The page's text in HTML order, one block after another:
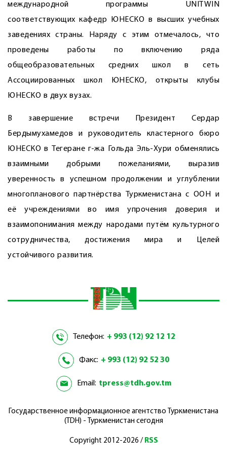
международной программы UNITWIN
соответствующих кафедр ЮНЕСКО в высших учебных
заведениях страны. Наряду с этим отмечалось, что
проведены работы по включению ряда
общеобразовательных средних школ в сеть
Ассоциированных школ ЮНЕСКО, открыты клубы
ЮНЕСКО в двух вузах.
В завершение встречи Президент Сердар
Бердымухамедов и руководитель кластерного бюро
ЮНЕСКО в Тегеране г-жа Гольда Эль-Хури обменялись
взаимными добрыми пожеланиями, выразив
уверенность в успешном продолжении и углуб­лении
многопланового партнёрства Туркменистана с ООН и
её учреждениями во имя упрочения доверия и
взаимопонимания между народами путём культурного
сотрудничества, достижения мира и Целей
устойчивого развития.
Телефон: + 993 (12) 92 12 12
Факс: + 993 (12) 92 52 30
Email: tpress@tdh.gov.tm
Государственное информационное агентство Туркменистана
(TDH) - Туркменистан сегодня
Copyright 2012-2026 / RSS